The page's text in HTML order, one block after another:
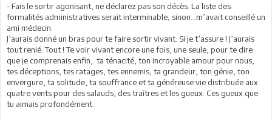
- Fais le sortir agonisant, ne déclarez pas son décès. La liste des
formalités administratives serait interminable, sinon...m’avait conseillé un
ami médecin.
J’aurais donné un bras pour te faire sortir vivant. Si je t’assure ! J’aurais
tout renié. Tout ! Te voir vivant encore une fois, une seule, pour te dire
que je comprenais enfin, ta ténacité, ton incroyable amour pour nous,
tes déceptions, tes ratages, tes ennemis, ta grandeur, ton génie, ton
envergure, ta solitude, ta souffrance et ta généreuse vie distribuée aux
quatre vents pour des salauds, des traîtres et les gueux. Ces gueux que
tu aimais profondément.